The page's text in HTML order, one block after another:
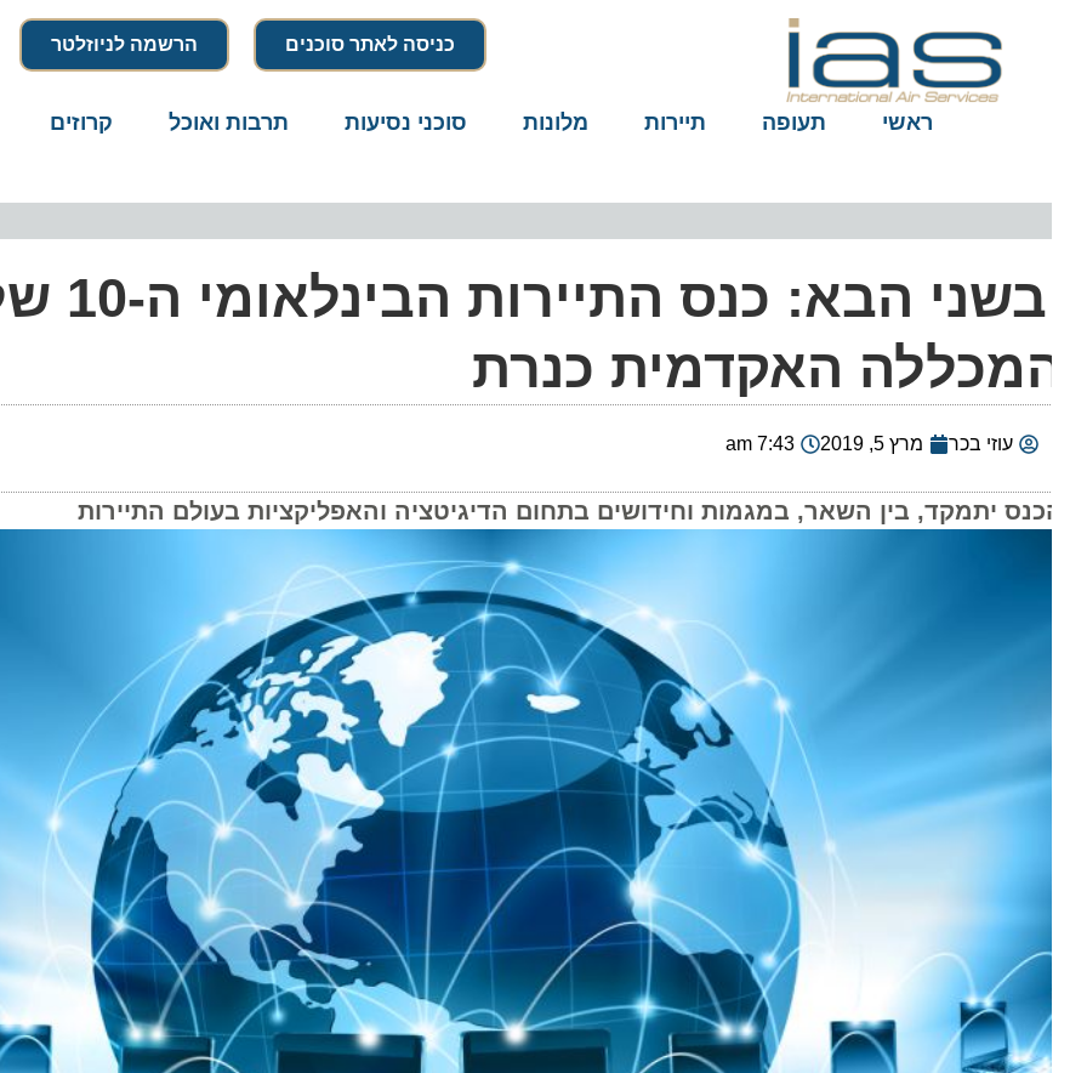
כניסה לאתר סוכנים הרשמה לניוזלטר
ראשי תעופה תיירות מלונות סוכני נסיעות תרבות ואוכל קרוזים
בשני הבא: כנס התיירות הבינלאומי ה-10 של
האקדמית כנרת
עוזי בכר מרץ 5, 2019 7:43 am
יתמקד, בין השאר, במגמות וחידושים בתחום הדיגיטציה והאפליקציות בעולם התיירות